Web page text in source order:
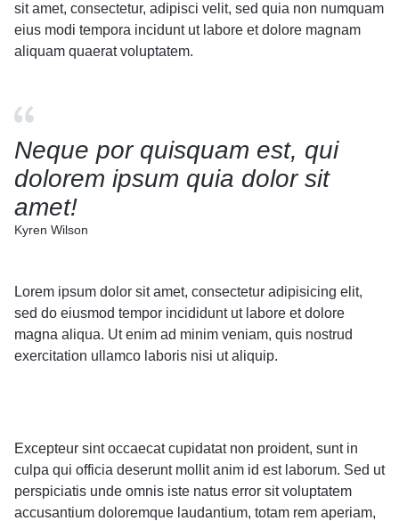
sit amet, consectetur, adipisci velit, sed quia non numquam
eius modi tempora incidunt ut labore et dolore magnam
aliquam quaerat voluptatem.
Neque por quisquam est, qui
dolorem ipsum quia dolor sit
amet!
Kyren Wilson
Lorem ipsum dolor sit amet, consectetur adipisicing elit,
sed do eiusmod tempor incididunt ut labore et dolore
magna aliqua. Ut enim ad minim veniam, quis nostrud
exercitation ullamco laboris nisi ut aliquip.
Excepteur sint occaecat cupidatat non proident, sunt in
culpa qui officia deserunt mollit anim id est laborum. Sed ut
perspiciatis unde omnis iste natus error sit voluptatem
accusantium doloremque laudantium, totam rem aperiam,